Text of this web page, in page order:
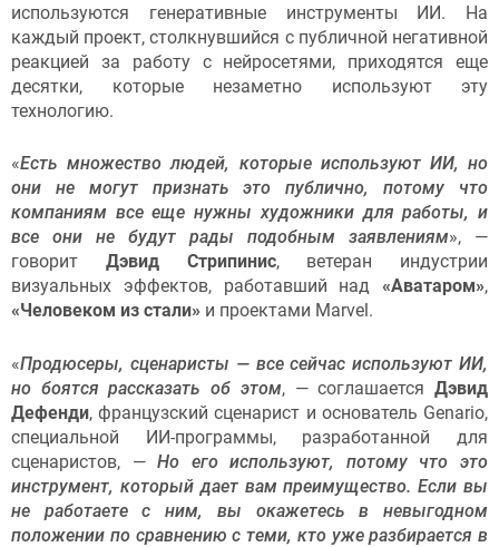
используются генеративные инструменты ИИ. На
каждый проект, столкнувшийся с публичной негативной
реакцией за работу с нейросетями, приходятся еще
десятки, которые незаметно используют эту
технологию.
«Есть множество людей, которые используют ИИ, но
они не могут признать это публично, потому что
компаниям все еще нужны художники для работы, и
все они не будут рады подобным заявлениям», —
говорит Дэвид Стрипинис, ветеран индустрии
визуальных эффектов, работавший над «Аватаром»,
«Человеком из стали» и проектами Marvel.
«Продюсеры, сценаристы — все сейчас используют ИИ,
но боятся рассказать об этом, — соглашаетсяДэвид
Дефенди, французский сценарист и основатель Genario,
специальной ИИ-программы, разработанной для
сценаристов, —Но его используют, потому что это
инструмент, который дает вам преимущество. Если вы
не работаете с ним, вы окажетесь в невыгодном
положении по сравнению с теми, кто уже разбирается в